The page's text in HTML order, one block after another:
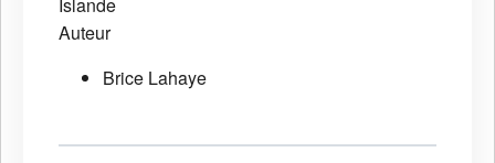
Auteur
Brice Lahaye